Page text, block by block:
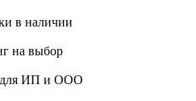
в наличии
на выбор
для ИП и ООО